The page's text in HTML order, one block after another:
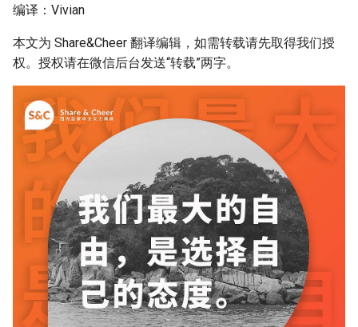
编译：Vivian
本文为 Share&Cheer 翻译编辑，如需转载请先取得我们授
权。授权请在微信后台发送“转载”两字。